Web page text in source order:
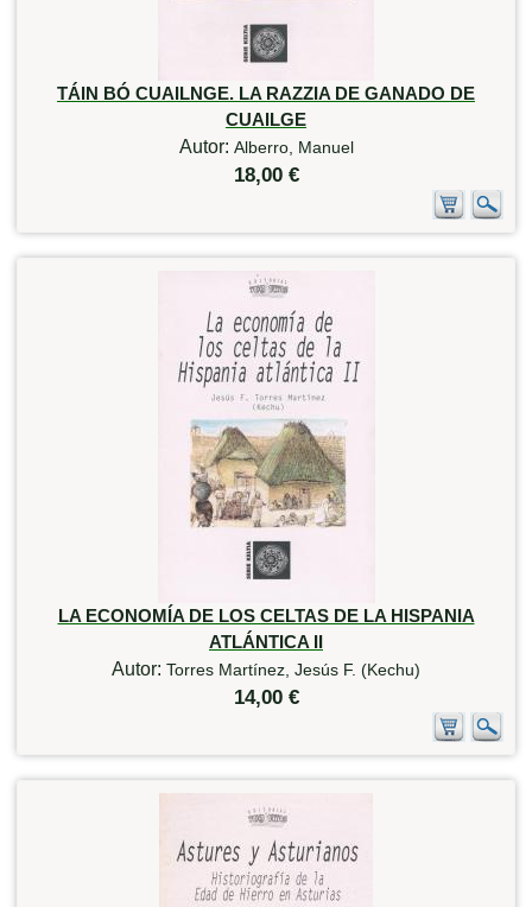
TÁIN BÓ CUAILNGE. LA RAZZIA DE GANADO DE
CUAILGE
Autor: Alberro, Manuel
18,00 €
LA ECONOMÍA DE LOS CELTAS DE LA HISPANIA
ATLÁNTICA II
Autor: Torres Martínez, Jesús F. (Kechu)
14,00 €